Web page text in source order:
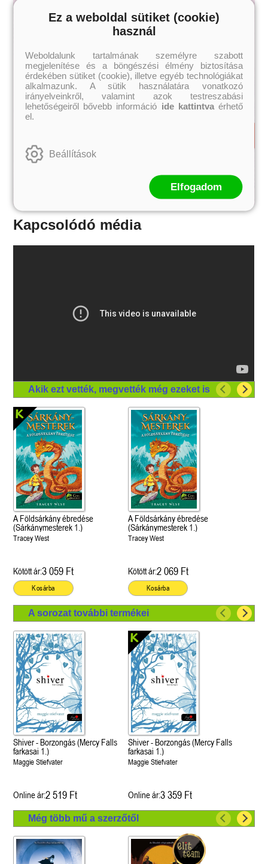
Kapcsolódó média
Akik ezt vették, megvették még ezeket is
A Földsárkány ébredése
(Sárkánymesterek 1.)
Tracey West
Kötött ár:3 059 Ft
Kosárba
A Földsárkány ébredése
(Sárkánymesterek 1.)
Tracey West
Kötött ár:2 069 Ft
Kosárba
A sorozat további termékei
Shiver - Borzongás (Mercy Falls
farkasai 1.)
Maggie Stiefvater
Online ár:2 519 Ft
Shiver - Borzongás (Mercy Falls
farkasai 1.)
Maggie Stiefvater
Online ár:3 359 Ft
Még több mű a szerzőtől
Ez a weboldal sütiket (cookie)
használ
Weboldalunk tartalmának személyre szabott
megjelenítése és a böngészési élmény biztosítása
érdekében sütiket (cookie), illetve egyéb technológiákat
alkalmazunk. A sütik használatára vonatkozó
irányelveinkről, valamint azok testreszabási
lehetőségeiről bővebb információ ide kattintvaérhető
el.
Beállítások
Elfogadom